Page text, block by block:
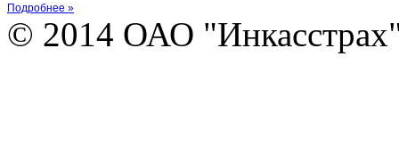
Подробнее »
© 2014 ОАО